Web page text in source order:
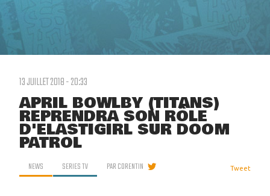
13 JUILLET 2018 - 20:33
APRIL BOWLBY (TITANS)
REPRENDRA SON RÔLE
D'ELASTIGIRL SUR DOOM
PATROL
NEWS SERIES TV PARCORENTIN Tweet